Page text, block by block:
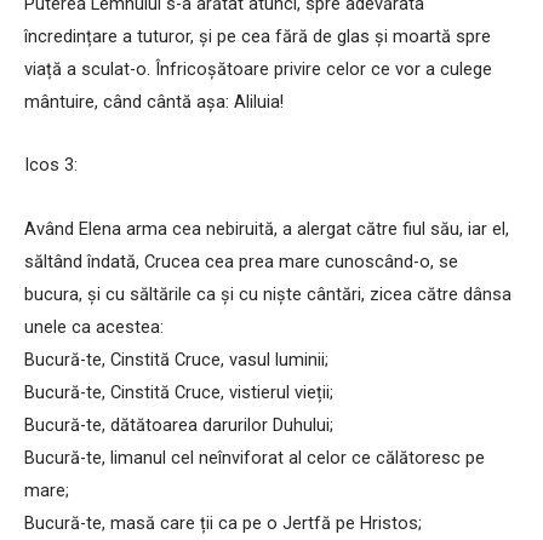
încredințare a tuturor, și pe cea fără de glas și moartă spre
viață a sculat-o. Înfricoșătoare privire celor ce vor a culege
mântuire, când cântă așa: Aliluia!
Icos 3:
Având Elena arma cea nebiruită, a alergat către fiul său, iar el,
săltând îndată, Crucea cea prea mare cunoscând-o, se
bucura, și cu săltările ca și cu niște cântări, zicea către dânsa
unele ca acestea:
Bucură-te, Cinstită Cruce, vasul luminii;
Bucură-te, Cinstită Cruce, vistierul vieții;
Bucură-te, dătătoarea darurilor Duhului;
Bucură-te, limanul cel neînviforat al celor ce călătoresc pe
mare;
Bucură-te, masă care ții ca pe o Jertfă pe Hristos;